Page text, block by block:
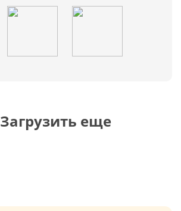
Загрузить еще